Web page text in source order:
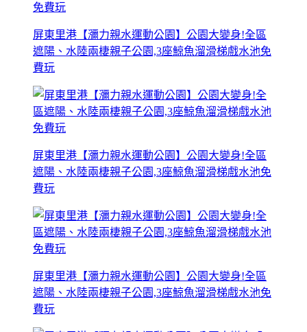
屏東里港【瀰力親水運動公園】公園大變身!全區
遮陽、水陸兩棲親子公園,3座鯨魚溜滑梯戲水池免
費玩
屏東里港【瀰力親水運動公園】公園大變身!全區
遮陽、水陸兩棲親子公園,3座鯨魚溜滑梯戲水池免
費玩
屏東里港【瀰力親水運動公園】公園大變身!全區
遮陽、水陸兩棲親子公園,3座鯨魚溜滑梯戲水池免
費玩